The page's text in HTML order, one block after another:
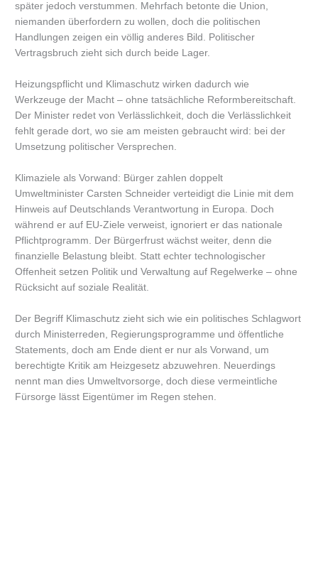
später jedoch verstummen. Mehrfach betonte die Union,
niemanden überfordern zu wollen, doch die politischen
Handlungen zeigen ein völlig anderes Bild. Politischer
Vertragsbruch zieht sich durch beide Lager.
Heizungspflicht und Klimaschutz wirken dadurch wie
Werkzeuge der Macht – ohne tatsächliche Reformbereitschaft.
Der Minister redet von Verlässlichkeit, doch die Verlässlichkeit
fehlt gerade dort, wo sie am meisten gebraucht wird: bei der
Umsetzung politischer Versprechen.
Klimaziele als Vorwand: Bürger zahlen doppelt
Umweltminister Carsten Schneider verteidigt die Linie mit dem
Hinweis auf Deutschlands Verantwortung in Europa. Doch
während er auf EU-Ziele verweist, ignoriert er das nationale
Pflichtprogramm. Der Bürgerfrust wächst weiter, denn die
finanzielle Belastung bleibt. Statt echter technologischer
Offenheit setzen Politik und Verwaltung auf Regelwerke – ohne
Rücksicht auf soziale Realität.
Der Begriff Klimaschutz zieht sich wie ein politisches Schlagwort
durch Ministerreden, Regierungsprogramme und öffentliche
Statements, doch am Ende dient er nur als Vorwand, um
berechtigte Kritik am Heizgesetz abzuwehren. Neuerdings
nennt man dies Umweltvorsorge, doch diese vermeintliche
Fürsorge lässt Eigentümer im Regen stehen.